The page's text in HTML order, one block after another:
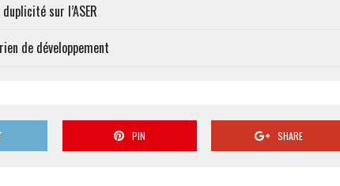
sur l’ASER
de développement
PIN SHARE